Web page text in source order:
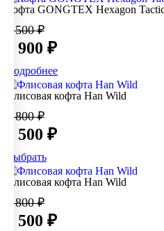
Кофта GONGTEX Hexagon
7 500 ₽
6 900 ₽
Подробнее
Флисовая кофта Han Wild
3 800 ₽
2 500 ₽
Выбрать
Флисовая кофта Han Wild
3 800 ₽
2 500 ₽